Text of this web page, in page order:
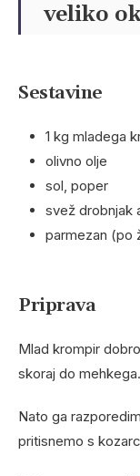
veliko
Sestavine
1 kg mladega
olivno olje
sol, poper
svež drobnjak
parmezan (po
Priprava
Mlad krompir
skoraj do mehkega.
Nato ga
pritisnemo s